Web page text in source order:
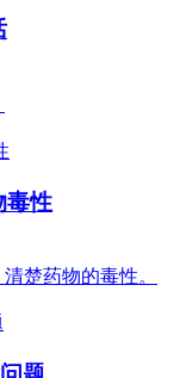
毒性
楚药物的毒性。